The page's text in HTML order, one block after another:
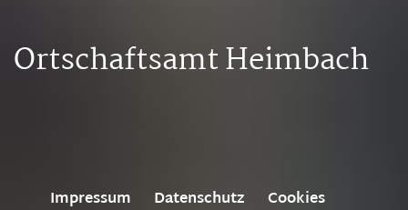
Ortschaftsamt Heimbach
Impressum Datenschutz
Cookies